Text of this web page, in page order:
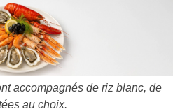
accompagnés de riz blanc, de
au choix.